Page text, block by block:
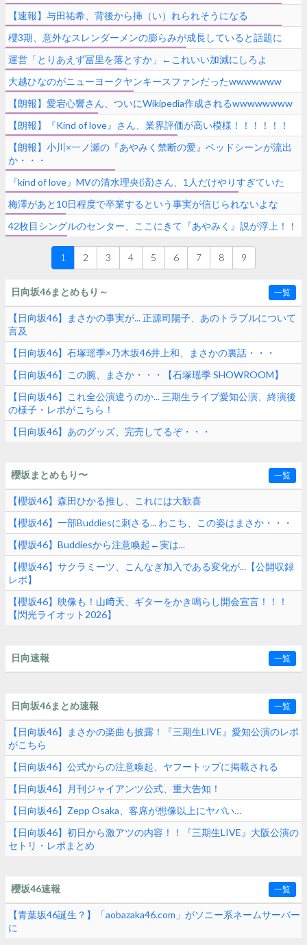
【速報】与田祐希、背後から挿（い）れられそうになる
櫻3期、意外なスレンダーメンの膨らみが成長していると話題に
運営「とりあえず冨里を落とすか」←これいい加減にしろよ
大越ひなのがニューヨークヤンキースファンだったwwwwwww
【朗報】愛宕心響さん、ついにWikipedia作成されるwwwwwwww
【朗報】『Kind of love』さん、業界評価が高い模様！！！！！！
【朗報】小川×一ノ瀬の『あやみく禁断の愛』ベッドシーンが流出
か・・・
『kind of love』MVの清水理央(済)さん、1人だけやりすぎていた
梅澤があと10日程度で卒業するという事実が信じられないよな
42枚目シングルのセンター、ここにきて『あやみく』説が浮上！！
1 2 3 4 5 6 7 8 9
日向坂46まとめもり～ 一覧
【日向坂46】まさかの事実が... 正源司陽子、あのトラブルについて
言及
【日向坂46】石塚瑶季×乃木坂46井上和、まさかの裏話・・・
【日向坂46】この腕、まさか・・・【石塚瑶季 SHOWROOM】
【日向坂46】これ全公演違うのか... 三期生ライブ愛知公演、終演後
の様子・レポがこちら！
【日向坂46】あのグッズ、完売してるぞ・・・
櫻坂まとめもり〜 一覧
【櫻坂46】森田ひかる推し、これには大歓喜
【櫻坂46】一部Buddiesに刺さる... わこち、この姿はまさか・・・
【櫻坂46】Buddiesから注意喚起←実は...
【櫻坂46】サクラミーツ、こんなぎ加入である変化が...【公開収録
レポ】
【櫻坂46】映像も！山﨑天、ギターをかき鳴らし開会宣言！！！
【閃光ライオット2026】
日向速報 一覧
日向坂46まとめ速報 一覧
【日向坂46】まさかの楽曲も披露！『三期生LIVE』愛知公演のレポ
がこちら
【日向坂46】公式からの注意喚起、ヤフートップに掲載される
【日向坂46】月刊ジャイアンツ公式、重大告知！
【日向坂46】Zepp Osaka、客席が想像以上にヤバい…
【日向坂46】初日から激アツの内容！！『三期生LIVE』大阪公演の
セトリ・レポまとめ
櫻坂46速報 一覧
【青葉坂46誕生？】「aobazaka46.com」がソニー系ネームサーバー
に